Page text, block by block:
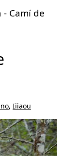
Camí de
, Iiiaou